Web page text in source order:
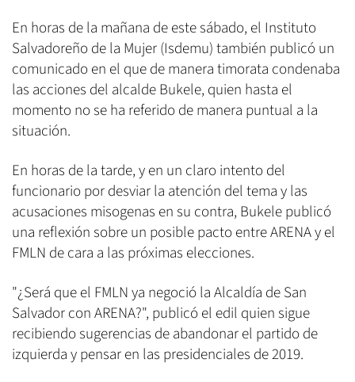
En horas de la mañana de este sábado, el Instituto
Salvadoreño de la Mujer (Isdemu) también publicó un
comunicado en el que de manera timorata condenaba
las acciones del alcalde Bukele, quien hasta el
momento no se ha referido de manera puntual a la
situación.
En horas de la tarde, y en un claro intento del
funcionario por desviar la atención del tema y las
acusaciones misogenas en su contra, Bukele publicó
una reflexión sobre un posible pacto entre ARENA y el
FMLN de cara a las próximas elecciones.
"¿Será que el FMLN ya negoció la Alcaldía de San
Salvador con ARENA?", publicó el edil quien sigue
recibiendo sugerencias de abandonar el partido de
izquierda y pensar en las presidenciales de 2019.